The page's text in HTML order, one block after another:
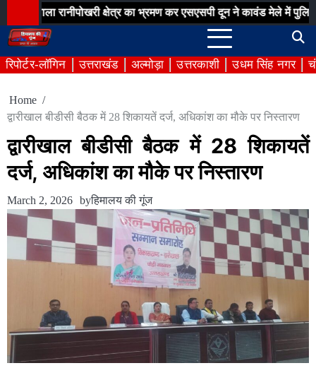
to
content
रानीपोखरी क्षेत्र का भ्रमण कर एसएसपी दून ने कावंड मेले में पुलिस व्यवस्थाओं
रिपोर्टर-लॉगिन उत्तराखंड अल्मोड़ा उत्तरकाशी उधम सिंह नगर
Home
द्वारीखाल बीडीसी बैठक में 28 शिकायतें दर्ज, अधिकांश का मौके पर निस्तारण
द्वारीखाल बीडीसी बैठक में 28 शिकायतें
दर्ज, अधिकांश का मौके पर निस्तारण
March 2, 2026 byहिमालय की गूंज